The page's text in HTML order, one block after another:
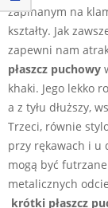
zapinanym na
kształty. Jak
zapewni nam
płaszcz puchowy
khaki. Jego lekko
a z tyłu dłuższy,
Trzeci, równie
przy rękawach i u
mogą być
metalicznych
krótki płaszcz